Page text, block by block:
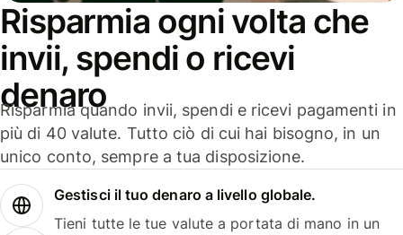
Risparmia ogni volta che
invii, spendi o ricevi
denaro
Risparmia quando invii, spendi e ricevi pagamenti in
più di 40 valute. Tutto ciò di cui hai bisogno, in un
unico conto, sempre a tua disposizione.
Gestisci il tuo denaro a livello globale.
Tieni tutte le tue valute a portata di mano in un